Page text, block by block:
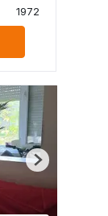
1972
Next